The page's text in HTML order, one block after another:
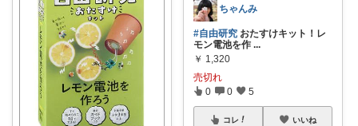
ちゃんみ
#自由研究 おたすけキット！レ
モン電池を作 ...
￥ 1,320
売切れ
0 0 5
コレ いいね